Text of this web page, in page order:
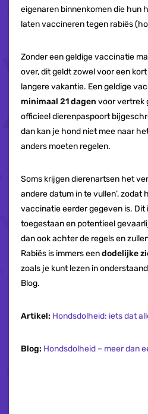
eigenaren binnenkomen die hun
laten vaccineren tegen rabiës
Zonder een geldige vaccinatie
over, dit geldt zowel voor een
langere vakantie. Een geldige
minimaal 21 dagen voor vertrek
officieel dierenpaspoort
dan kan je hond niet mee naar
anders moeten regelen.
Soms krijgen dierenartsen het
andere datum in te vullen’, zodat
vaccinatie eerder gegeven is. Dit
toegestaan en potentieel
dan ook achter de regels en
Rabiës is immers eendodelijke
zoals je kunt lezen in
Blog.
Artikel: Hondsdolheid: iets dat
Blog: Hondsdolheid – meer dan